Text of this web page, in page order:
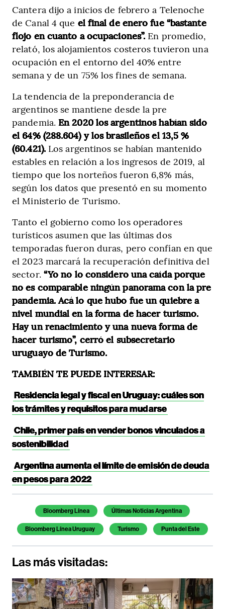
Cantera dijo a inicios de febrero a Telenoche
de Canal 4 que el final de enero fue “bastante
flojo en cuanto a ocupaciones”. En promedio,
relató, los alojamientos costeros tuvieron una
ocupación en el entorno del 40% entre
semana y de un 75% los fines de semana.
La tendencia de la preponderancia de
argentinos se mantiene desde la pre
pandemia. En 2020 los argentinos habían sido
el 64% (288.604) y los brasileños el 13,5 %
(60.421). Los argentinos se habían mantenido
estables en relación a los ingresos de 2019, al
tiempo que los norteños fueron 6,8% más,
según los datos que presentó en su momento
el Ministerio de Turismo.
Tanto el gobierno como los operadores
turísticos asumen que las últimas dos
temporadas fueron duras, pero confían en que
el 2023 marcará la recuperación definitiva del
sector.“Yo no lo considero una caída porque
no es comparable ningún panorama con la pre
pandemia. Acá lo que hubo fue un quiebre a
nivel mundial en la forma de hacer turismo.
Hay un renacimiento y una nueva forma de
hacer turismo”, cerró el subsecretario
uruguayo de Turismo.
TAMBIÉN TE PUEDE INTERESAR:
Residencia legal y fiscal en Uruguay: cuáles son
los trámites y requisitos para mudarse
Chile, primer país en vender bonos vinculados a
sostenibilidad
Argentina aumenta el límite de emisión de deuda
en pesos para 2022
Bloomberg Línea Últimas Noticias Argentina
Bloomberg Línea Uruguay Turismo Punta del Este
Las más visitadas: